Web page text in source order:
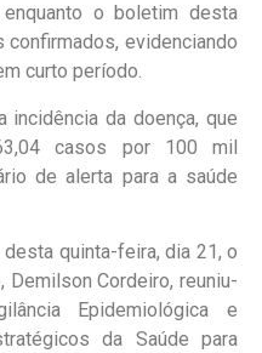
o boletim desta
evidenciando
curto período.
incidência da doença, que
casos por 100 mil
de alerta para a saúde
quinta-feira, dia 21, o
Demilson Cordeiro, reuniu-
Epidemiológica e
da Saúde para